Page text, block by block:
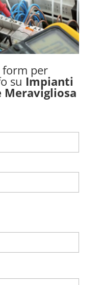
form per
su Impianti
Meravigliosa